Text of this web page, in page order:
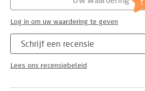
Schrijf een recensie
Lees ons recensiebeleid
Log in om uw waardering te geven